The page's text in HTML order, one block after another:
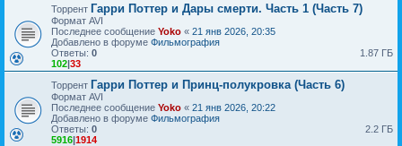
Торрент Гарри Поттер и Дары смерти. Часть 1 (Часть 7)
Формат AVI
Последнее сообщение Yoko « 21 янв 2026, 20:35
Добавлено в форуме Фильмография
Ответы: 0
102|33
1.87 ГБ
Торрент Гарри Поттер и Принц-полукровка (Часть 6)
Формат AVI
Последнее сообщение Yoko « 21 янв 2026, 20:22
Добавлено в форуме Фильмография
Ответы: 0
5916|1914
2.2 ГБ